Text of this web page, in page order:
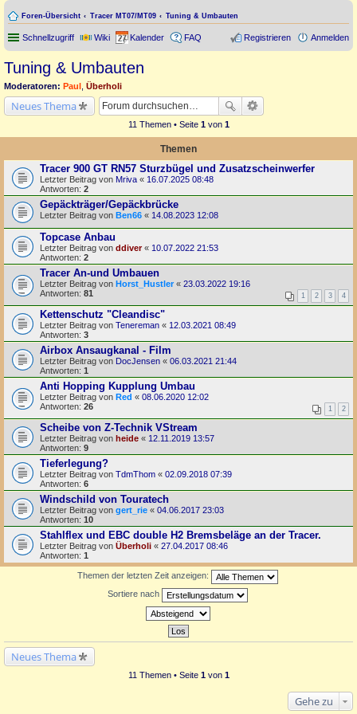
Foren-Übersicht Tracer MT07/MT09 Tuning & Umbauten
Schnellzugriff Wiki Kalender FAQ Anmelden
Registrieren
Tuning & Umbauten
Moderatoren: Paul Überholi
Neues Thema
11 Themen • Seite 1von 1
Themen
Tracer 900 GT RN57 Sturzbügel und Zusatzscheinwerfer
Letzter Beitrag von Mriva « 16.07.2025 08:48
Antworten: 2
Gepäckträger/Gepäckbrücke
Letzter Beitrag von Ben66 « 14.08.2023 12:08
Topcase Anbau
Letzter Beitrag von ddiver« 10.07.2022 21:53
Antworten: 2
Tracer An-und Umbauen
Letzter Beitrag von Horst_Hustler « 23.03.2022 19:16
Antworten: 81 1 2 3 4
Kettenschutz "Cleandisc"
Letzter Beitrag von Tenereman « 12.03.2021 08:49
Antworten: 3
Airbox Ansaugkanal - Film
Letzter Beitrag von DocJensen « 06.03.2021 21:44
Antworten: 1
Anti Hopping Kupplung Umbau
Letzter Beitrag von Red « 08.06.2020 12:02
Antworten: 26 1 2
Scheibe von Z-Technik VStream
Letzter Beitrag von heide « 12.11.2019 13:57
Antworten: 9
Tieferlegung?
Letzter Beitrag von TdmThom « 02.09.2018 07:39
Antworten: 6
Windschild von Touratech
Letzter Beitrag von gert_rie « 04.06.2017 23:03
Antworten: 10
Stahlflex und EBC double H2 Bremsbeläge an der Tracer.
Letzter Beitrag von Überholi « 27.04.2017 08:46
Antworten: 1
Themen der letzten Zeit anzeigen:
Sortiere nach
Neues Thema
11 Themen • Seite 1von 1
Gehe zu